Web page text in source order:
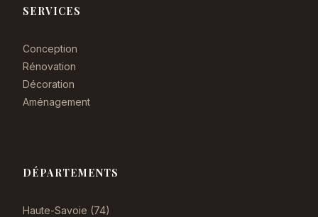
SERVICES
Conception
Rénovation
Décoration
Aménagement
DÉPARTEMENTS
Haute-Savoie (74)